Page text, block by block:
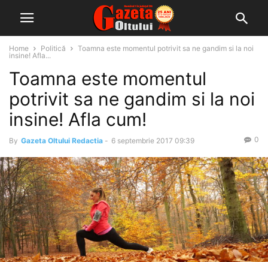
Home Politică
Toamna este momentul potrivit sa ne gandim si la noi
insine! Afla...
Toamna este momentul
potrivit sa ne gandim si la noi
insine! Afla cum!
By Gazeta Oltului Redactia - 6 septembrie 2017 09:39 0